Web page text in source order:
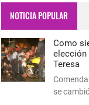
NOTICIA POPULAR
Como
elección
Teresa
se